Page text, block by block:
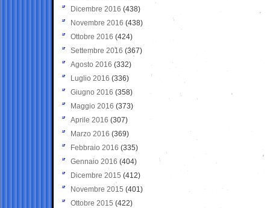
Dicembre 2016 (438)
Novembre 2016 (438)
Ottobre 2016 (424)
Settembre 2016 (367)
Agosto 2016 (332)
Luglio 2016 (336)
Giugno 2016 (358)
Maggio 2016 (373)
Aprile 2016 (307)
Marzo 2016 (369)
Febbraio 2016 (335)
Gennaio 2016 (404)
Dicembre 2015 (412)
Novembre 2015 (401)
Ottobre 2015 (422)